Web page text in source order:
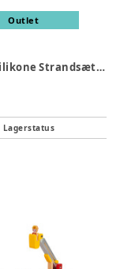
Outlet
Filibabba Silikone Strandsæt - Konfetti
Lagerstatus